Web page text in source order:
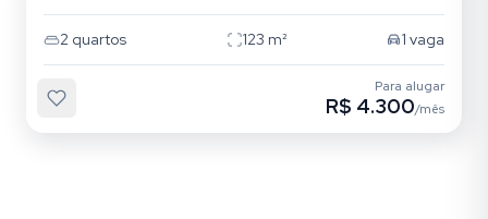
2 quartos 123 m² 1 vaga
Para alugar
R$ 4.300/mês